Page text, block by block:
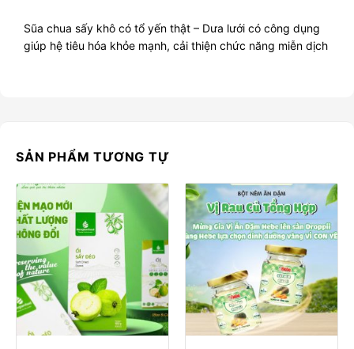
Sũa chua sấy khô có tổ yến thật – Dưa lưới có công dụng
giúp hệ tiêu hóa khỏe mạnh, cải thiện chức năng miễn dịch
SẢN PHẨM TƯƠNG TỰ